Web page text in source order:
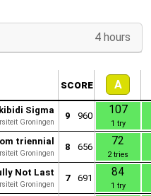
4 hours
score A
Sigma
Groningen
9 960 107
1 try
triennial
Groningen
8 656 72
2 tries
Not Last
Groningen
7 691 84
1 try